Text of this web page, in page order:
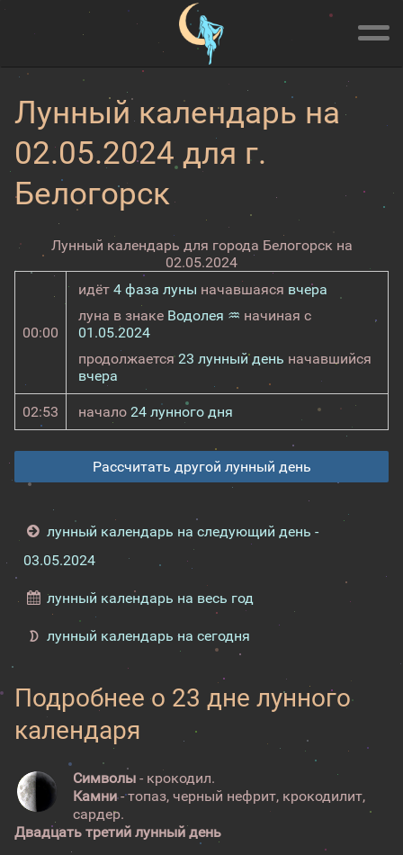
Лунный календарь на
02.05.2024 для г.
Белогорск
Лунный календарь для города Белогорск на
02.05.2024
00:00
идёт 4 фаза луны начавшаяся вчера
луна в знаке Водолея ♒ начиная с
01.05.2024
продолжается 23 лунный день начавшийся
вчера
02:53 начало 24 лунного дня
Рассчитать другой лунный день
лунный календарь на следующий день -
03.05.2024
лунный календарь на весь год
лунный календарь на сегодня
Подробнее о 23 дне лунного
календаря
Символы - крокодил.
Камни- топаз, черный нефрит, крокодилит,
сардер.
Двадцать третий лунный день